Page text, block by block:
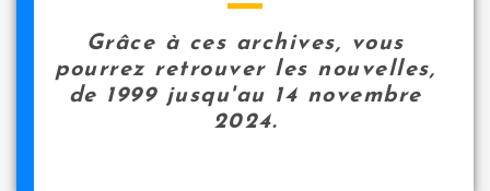
Grâce à ces archives, vous
pourrez retrouver les nouvelles,
de 1999 jusqu'au 14 novembre
2024.